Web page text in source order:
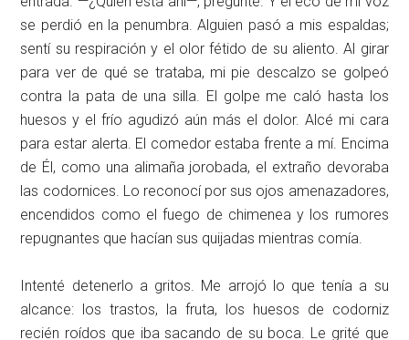
se perdió en la penumbra. Alguien pasó a mis espaldas;
sentí su respiración y el olor fétido de su aliento. Al girar
para ver de qué se trataba, mi pie descalzo se golpeó
contra la pata de una silla. El golpe me caló hasta los
huesos y el frío agudizó aún más el dolor. Alcé mi cara
para estar alerta. El comedor estaba frente a mí­. Encima
de Él, como una alimaña jorobada, el extraño devoraba
las codornices. Lo reconocí por sus ojos amenazadores,
encendidos como el fuego de chimenea y los rumores
repugnantes que hacían sus quijadas mientras comía.
Intenté detenerlo a gritos. Me arrojó lo que tenía a su
alcance: los trastos, la fruta, los huesos de codorniz
recién roídos que iba sacando de su boca. Le grité que